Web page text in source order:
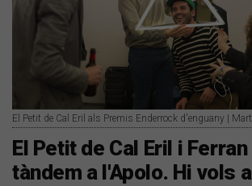
El Petit de Cal Eril als Premis Enderrock d'enguany |
El Petit de Cal Eril i
tàndem a l'Apolo. Hi vols